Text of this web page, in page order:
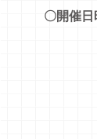
〇開催
多摩
（生
区部
多摩